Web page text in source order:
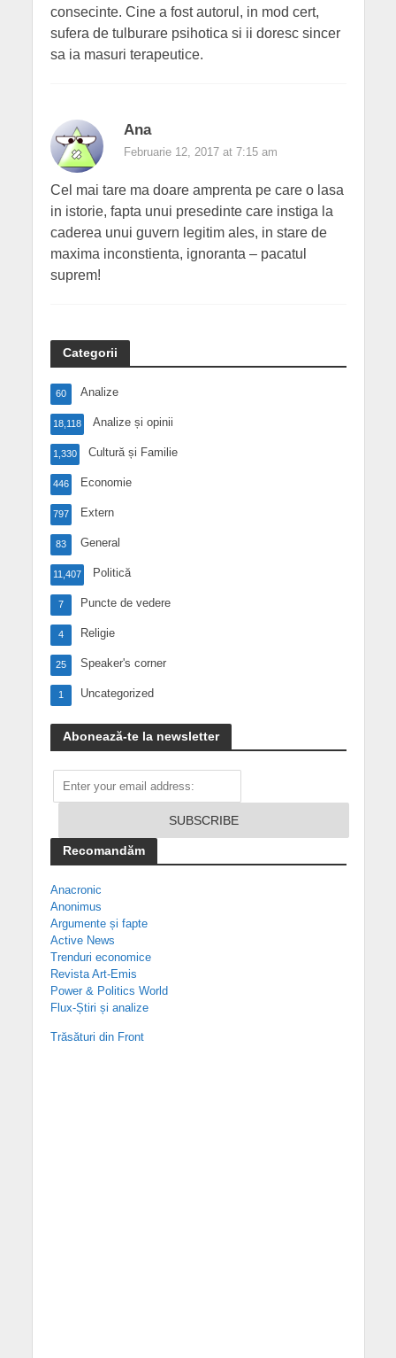
consecinte. Cine a fost autorul, in mod cert,
sufera de tulburare psihotica si ii doresc sincer
sa ia masuri terapeutice.
Ana
Februarie 12, 2017 at 7:15 am
Cel mai tare ma doare amprenta pe care o lasa
in istorie, fapta unui presedinte care instiga la
caderea unui guvern legitim ales, in stare de
maxima inconstienta, ignoranta – pacatul
suprem!
Categorii
Analize
60
Analize și opinii
18,118
Cultură și Familie
1,330
Economie
446
Extern
797
General
83
Politică
11,407
Puncte de vedere
7
Religie
4
Speaker's corner
25
Uncategorized
1
Abonează-te la newsletter
Recomandăm
Anacronic
Anonimus
Argumente și fapte
Active News
Trenduri economice
Revista Art-Emis
Power & Politics World
Flux-Știri și analize
Trăsături din Front